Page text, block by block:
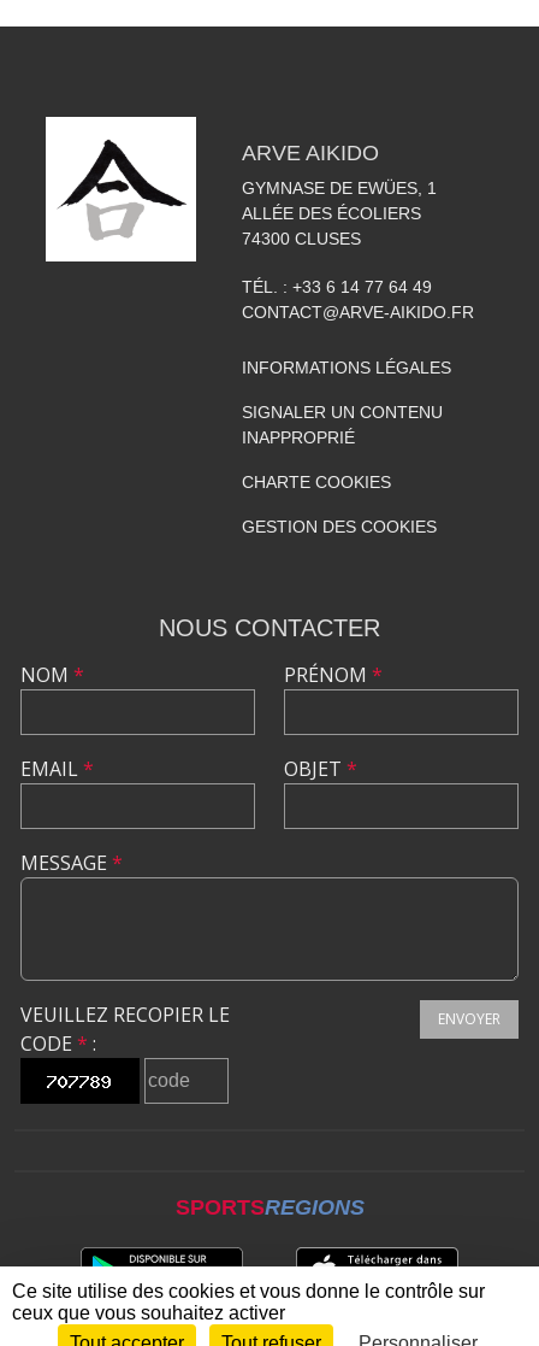
ARVE AIKIDO
GYMNASE DE EWÜES, 1
ALLÉE DES ÉCOLIERS
74300 CLUSES
TÉL. : +33 6 14 77 64 49
CONTACT@ARVE-AIKIDO.FR
INFORMATIONS LÉGALES
SIGNALER UN CONTENU
INAPPROPRIÉ
CHARTE COOKIES
GESTION DES COOKIES
NOUS CONTACTER
NOM *
EMAIL*
PRÉNOM *
OBJET *
MESSAGE *
VEUILLEZ RECOPIER LE
CODE * :
ENVOYER
SPORTSREGIONS
Ce site utilise des cookies et vous donne le contrôle sur
ceux que vous souhaitez activer